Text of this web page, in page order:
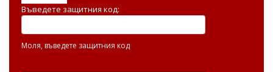
Въведете защитния код:
Моля, въведете защитния код